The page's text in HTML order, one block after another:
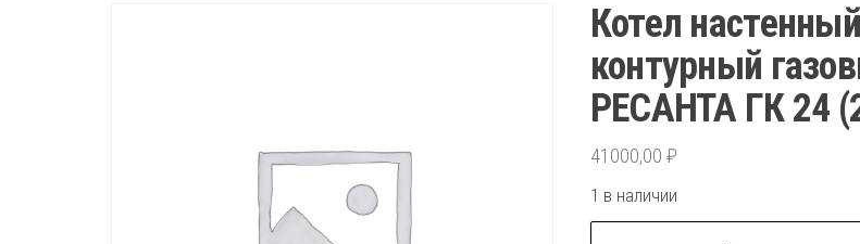
Котел
контурный
РЕСАНТА ГК 24
41000,00 ₽
1 в наличии